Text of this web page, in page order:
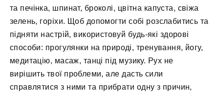
та печінка, шпинат, броколі, цвітна капуста, свіжа
зелень, горіхи. Щоб допомогти собі розслабитись та
підняти настрій, використовуй будь-які здорові
способи: прогулянки на природі, тренування, йогу,
медитацію, масаж, танці під музику. Рух не
вирішить твої проблеми, але дасть сили
справлятися з ними та прибрати одну з причин,